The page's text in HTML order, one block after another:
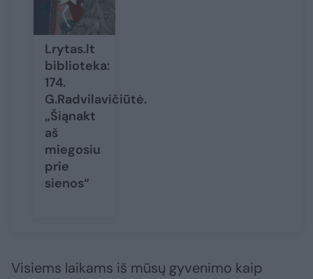
Lrytas.lt
biblioteka:
174.
G.Radvilavičiūtė.
„Šiąnakt
aš
miegosiu
prie
sienos“
Visiems laikams iš mūsų gyvenimo kaip